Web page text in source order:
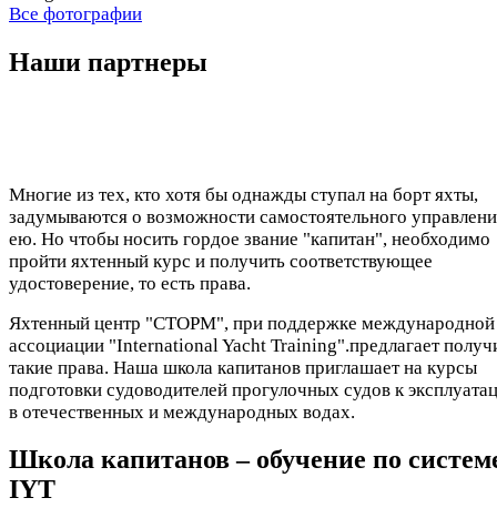
Все фотографии
Наши партнеры
Многие из тех, кто хотя бы однажды ступал на борт яхты,
задумываются о возможности самостоятельного
ею. Но чтобы носить гордое звание "капитан", необходимо
пройти яхтенный курс и получить соответствующее
удостоверение, то есть права.
Яхтенный центр "СТОРМ", при поддержке международной
ассоциации "International Yacht Training".предлагает
такие права. Наша школа капитанов приглашает на курсы
подготовки судоводителей прогулочных судов к
в отечественных и международных водах.
Школа капитанов – обучение по
IYT